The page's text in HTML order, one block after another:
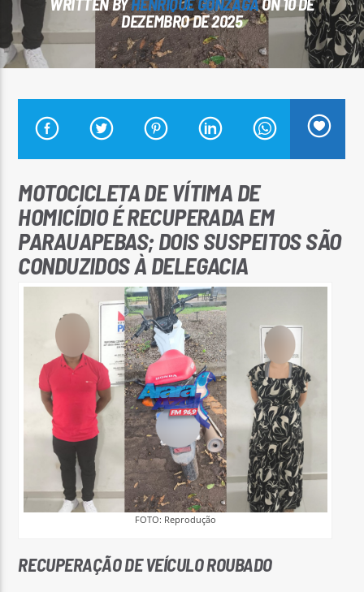
Arara Azul FM
DEZEMBRO DE 2025
MOTOCICLETA DE VÍTIMA DE
HOMICÍDIO É RECUPERADA EM
PARAUAPEBAS; DOIS SUSPEITOS SÃO
CONDUZIDOS À DELEGACIA
FOTO: Reprodução
RECUPERAÇÃO DE VEÍCULO ROUBADO